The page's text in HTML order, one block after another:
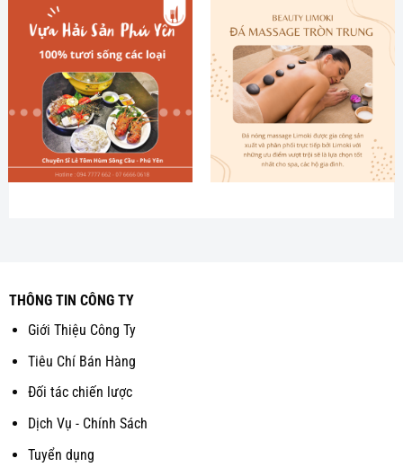
THÔNG TIN CÔNG TY
Giới Thiệu Công Ty
Tiêu Chí Bán Hàng
Đối tác chiến lược
Dịch Vụ - Chính Sách
Tuyển dụng